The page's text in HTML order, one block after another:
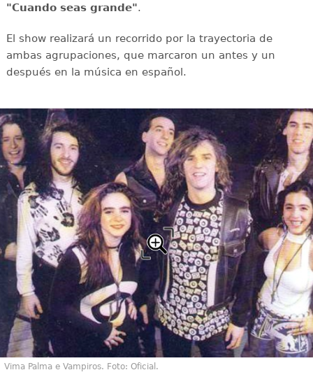
"Cuando seas grande".
El show realizará un recorrido por la trayectoria de
ambas agrupaciones, que marcaron un antes y un
después en la música en español.
Vima Palma e Vampiros. Foto: Oficial.